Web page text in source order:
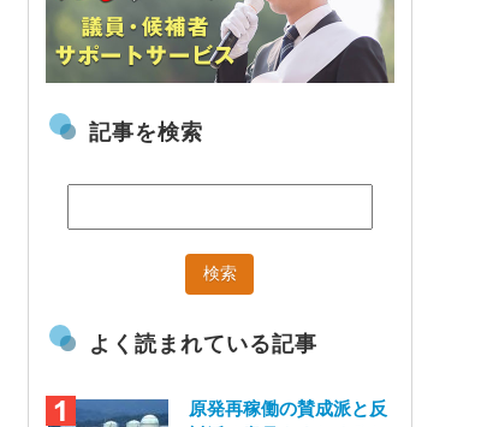
記事を検索
よく読まれている記事
原発再稼働の賛成派と反